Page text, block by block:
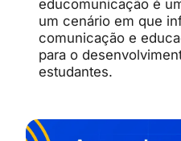
educomunicação é
um cenário em que
comunicação e
para o
estudantes.